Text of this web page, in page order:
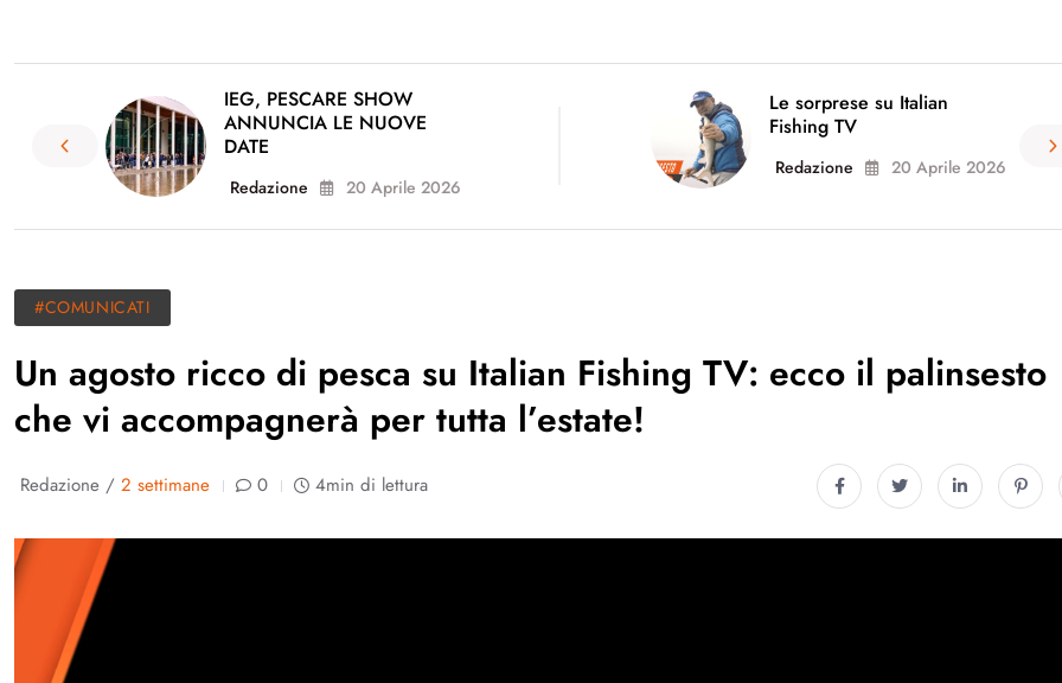
IEG, PESCARE SHOW
ANNUNCIA LE NUOVE
DATE
Redazione 20 Aprile 2026
Le sorprese su Italian
Fishing TV
Redazione 20 Aprile 2026
#COMUNICATI
Un agosto ricco di pesca su Italian Fishing TV: ecco il palinsesto
che vi accompagnerà per tutta l’estate!
Redazione / 2 settimane 0 4min di lettura